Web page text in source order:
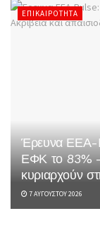
ΕΠΙΚΑΙΡΌΤΗΤΑ
Έρευνα ΕΕΑ-
ΕΦΚ το 83% –
κυριαρχούν
7 ΑΥΓΟΎΣΤΟΥ 2026